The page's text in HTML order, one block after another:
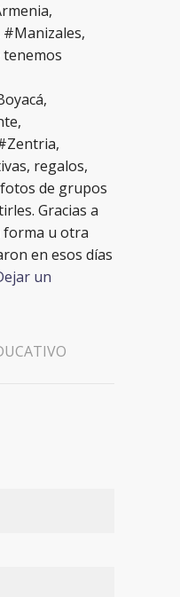
regalos,
de grupos
Gracias a
forma u otra
en esos días
un